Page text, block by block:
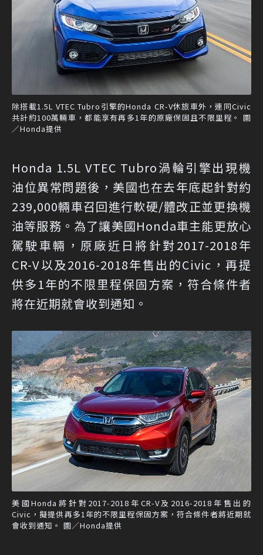
除搭載1.5L VTEC Tubro引擎的Honda CR-V休旅車外，連同Civic
共計約100萬輛車，都能享有再多1年的原廠保固且不限里程。 圖
／Honda提供
Honda 1.5L VTEC Tubro渦輪引擎出現機
油位異常問題後，美國也在去年底起針對約
239,000輛車召回進行軟硬/體改正並更換機
油等服務。為了讓美國Honda車主能更放心
駕駛車輛，原廠近日將針對2017-2018年
CR-V以及2016-2018年售出的Civic，再提
供多1年的不限里程保固方案，符合條件者
將在近期就會收到通知。
美國Honda將針對2017-2018年CR-V及2016-2018年售出的
Civic，擬提供再多1年的不限里程保固方案，符合條件者將近期就
會收到通知。 圖／Honda提供